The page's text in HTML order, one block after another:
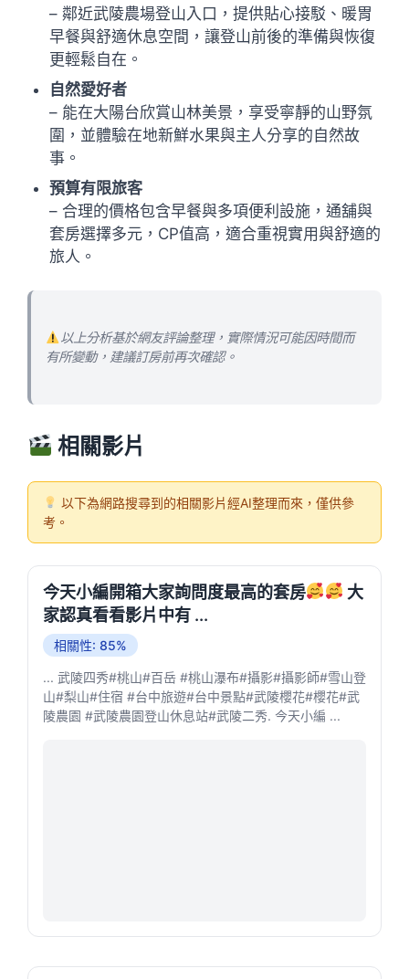
– 鄰近武陵農場登山入口，提供貼心接駁、暖胃
早餐與舒適休息空間，讓登山前後的準備與恢復
更輕鬆自在。
自然愛好者
– 能在大陽台欣賞山林美景，享受寧靜的山野氛
圍，並體驗在地新鮮水果與主人分享的自然故
事。
預算有限旅客
– 合理的價格包含早餐與多項便利設施，通舖與
套房選擇多元，CP值高，適合重視實用與舒適的
旅人。
以上分析基於網友評論整理，實際情況可能因時間而
有所變動，建議訂房前再次確認。
相關影片
以下為網路搜尋到的相關影片經AI整理而來，僅供參
考。
今天小編開箱大家詢問度最高的套房
大
家認真看看影片中有 ...
相關性: 85%
... 武陵四秀#桃山#百岳 #桃山瀑布#攝影#攝影師#雪山登
山#梨山#住宿 #台中旅遊#台中景點#武陵櫻花#櫻花#武
陵農園 #武陵農園登山休息站#武陵二秀. 今天小編 ...